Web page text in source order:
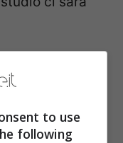
to use
following